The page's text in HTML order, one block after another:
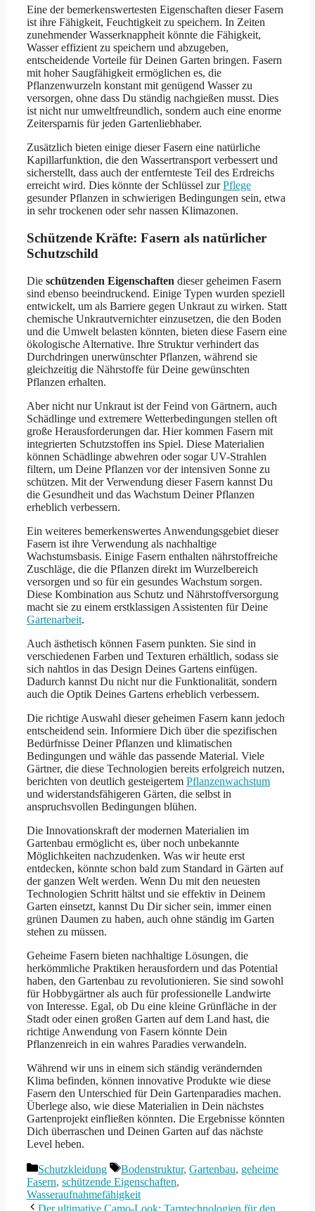
Eine der bemerkenswertesten Eigenschaften dieser Fasern
ist ihre Fähigkeit, Feuchtigkeit zu speichern. In Zeiten
zunehmender Wasserknappheit könnte die Fähigkeit,
Wasser effizient zu speichern und abzugeben,
entscheidende Vorteile für Deinen Garten bringen. Fasern
mit hoher Saugfähigkeit ermöglichen es, die
Pflanzenwurzeln konstant mit genügend Wasser zu
versorgen, ohne dass Du ständig nachgießen musst. Dies
ist nicht nur umweltfreundlich, sondern auch eine enorme
Zeitersparnis für jeden Gartenliebhaber.
Zusätzlich bieten einige dieser Fasern eine natürliche
Kapillarfunktion, die den Wassertransport verbessert und
sicherstellt, dass auch der entfernteste Teil des Erdreichs
erreicht wird. Dies könnte der Schlüssel zurPflege
gesunder Pflanzen in schwierigen Bedingungen sein, etwa
in sehr trockenen oder sehr nassen Klimazonen.
Schützende Kräfte: Fasern als natürlicher
Schutzschild
Die schützenden Eigenschaften dieser geheimen Fasern
sind ebenso beeindruckend. Einige Typen wurden speziell
entwickelt, um als Barriere gegen Unkraut zu wirken. Statt
chemische Unkrautvernichter einzusetzen, die den Boden
und die Umwelt belasten könnten, bieten diese Fasern eine
ökologische Alternative. Ihre Struktur verhindert das
Durchdringen unerwünschter Pflanzen, während sie
gleichzeitig die Nährstoffe für Deine gewünschten
Pflanzen erhalten.
Aber nicht nur Unkraut ist der Feind von Gärtnern, auch
Schädlinge und extremere Wetterbedingungen stellen oft
große Herausforderungen dar. Hier kommen Fasern mit
integrierten Schutzstoffen ins Spiel. Diese Materialien
können Schädlinge abwehren oder sogar UV-Strahlen
filtern, um Deine Pflanzen vor der intensiven Sonne zu
schützen. Mit der Verwendung dieser Fasern kannst Du
die Gesundheit und das Wachstum Deiner Pflanzen
erheblich verbessern.
Ein weiteres bemerkenswertes Anwendungsgebiet dieser
Fasern ist ihre Verwendung als nachhaltige
Wachstumsbasis. Einige Fasern enthalten nährstoffreiche
Zuschläge, die die Pflanzen direkt im Wurzelbereich
versorgen und so für ein gesundes Wachstum sorgen.
Diese Kombination aus Schutz und Nährstoffversorgung
macht sie zu einem erstklassigen Assistenten für Deine
Gartenarbeit.
Auch ästhetisch können Fasern punkten. Sie sind in
verschiedenen Farben und Texturen erhältlich, sodass sie
sich nahtlos in das Design Deines Gartens einfügen.
Dadurch kannst Du nicht nur die Funktionalität, sondern
auch die Optik Deines Gartens erheblich verbessern.
Die richtige Auswahl dieser geheimen Fasern kann jedoch
entscheidend sein. Informiere Dich über die spezifischen
Bedürfnisse Deiner Pflanzen und klimatischen
Bedingungen und wähle das passende Material. Viele
Gärtner, die diese Technologien bereits erfolgreich nutzen,
berichten von deutlich gesteigertem Pflanzenwachstum
und widerstandsfähigeren Gärten, die selbst in
anspruchsvollen Bedingungen blühen.
Die Innovationskraft der modernen Materialien im
Gartenbau ermöglicht es, über noch unbekannte
Möglichkeiten nachzudenken. Was wir heute erst
entdecken, könnte schon bald zum Standard in Gärten auf
der ganzen Welt werden. Wenn Du mit den neuesten
Technologien Schritt hältst und sie effektiv in Deinem
Garten einsetzt, kannst Du Dir sicher sein, immer einen
grünen Daumen zu haben, auch ohne ständig im Garten
stehen zu müssen.
Geheime Fasern bieten nachhaltige Lösungen, die
herkömmliche Praktiken herausfordern und das Potential
haben, den Gartenbau zu revolutionieren. Sie sind sowohl
für Hobbygärtner als auch für professionelle Landwirte
von Interesse. Egal, ob Du eine kleine Grünfläche in der
Stadt oder einen großen Garten auf dem Land hast, die
richtige Anwendung von Fasern könnte Dein
Pflanzenreich in ein wahres Paradies verwandeln.
Während wir uns in einem sich ständig verändernden
Klima befinden, können innovative Produkte wie diese
Fasern den Unterschied für Dein Gartenparadies machen.
Überlege also, wie diese Materialien in Dein nächstes
Gartenprojekt einfließen könnten. Die Ergebnisse könnten
Dich überraschen und Deinen Garten auf das nächste
Level heben.
Kategorien
Schutzkleidung Schlagwörter
Bodenstruktur, Gartenbau, geheime
Fasern, schützende Eigenschaften,
Wasseraufnahmefähigkeit
Der ultimative Camo-Look: Tarntechnologien für den